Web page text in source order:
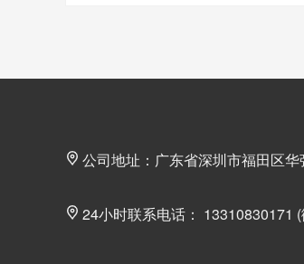
公司地址：广东省深圳市福田区
24小时联系电话： 13310830171